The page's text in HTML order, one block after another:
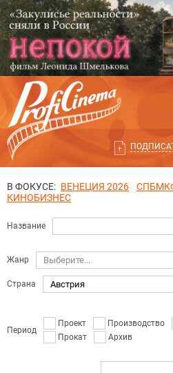
В ФОКУСЕ: ВЕНЕЦИЯ 2026
КИНОБИЗНЕС
Название
Жанр Выберите...
Страна Австрия
Период
Проект Производство
Прокат
Архив